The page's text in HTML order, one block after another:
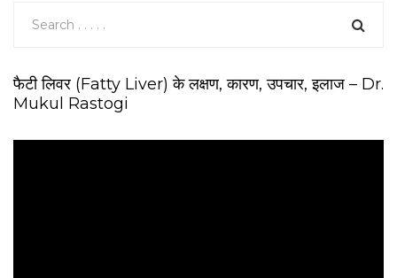
फैटी लिवर (Fatty Liver) के लक्षण, कारण, उपचार, इलाज – Dr.
Mukul Rastogi